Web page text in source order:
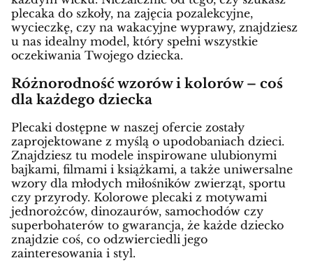
plecaka do szkoły, na zajęcia pozalekcyjne,
wycieczkę, czy na wakacyjne wyprawy, znajdziesz
u nas idealny model, który spełni wszystkie
oczekiwania Twojego dziecka.
Różnorodność wzorów i kolorów – coś
dla każdego dziecka
Plecaki dostępne w naszej ofercie zostały
zaprojektowane z myślą o upodobaniach dzieci.
Znajdziesz tu modele inspirowane ulubionymi
bajkami, filmami i książkami, a także uniwersalne
wzory dla młodych miłośników zwierząt, sportu
czy przyrody. Kolorowe plecaki z motywami
jednorożców, dinozaurów, samochodów czy
superbohaterów to gwarancja, że każde dziecko
znajdzie coś, co odzwierciedli jego
zainteresowania i styl.